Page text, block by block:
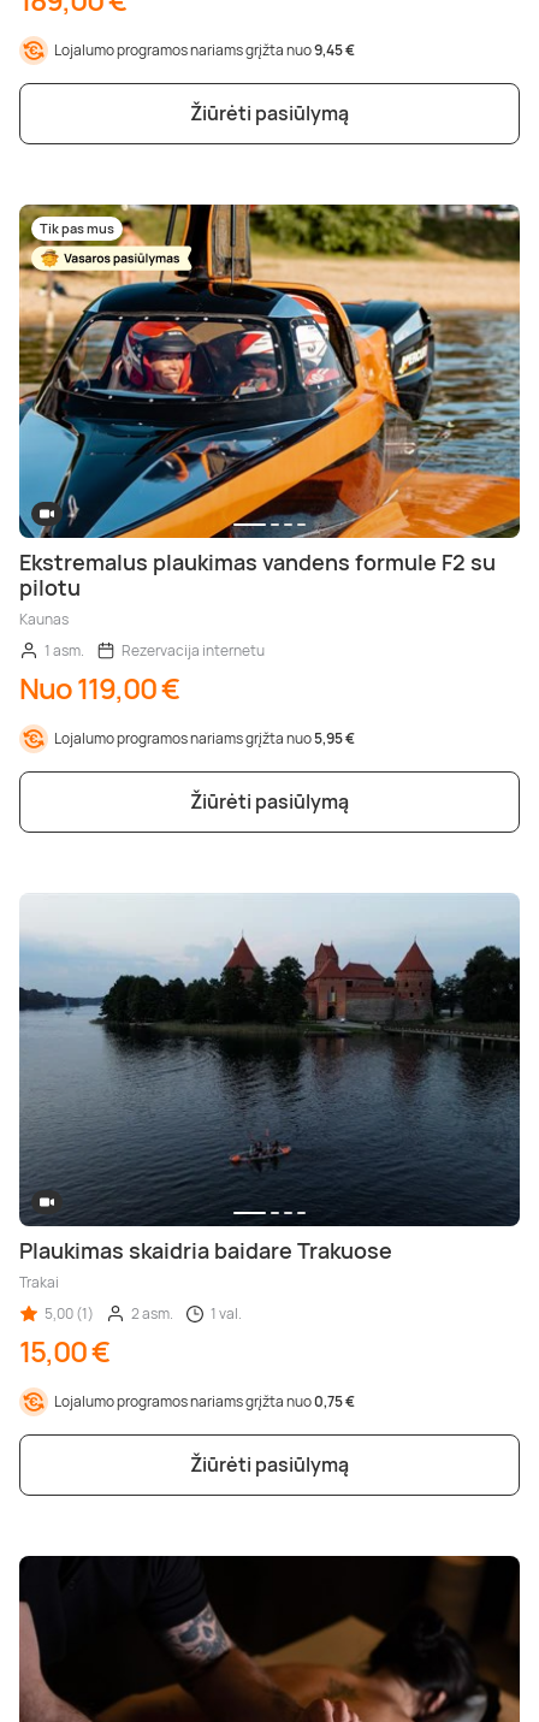
Lojalumo programos nariams grįžta nuo9,45 €
Žiūrėti pasiūlymą
Tik pas mus
Ekstremalus plaukimas vandens formule F2 su
pilotu
Kaunas
1 asm.
Rezervacija internetu
Nuo 119,00 €
Lojalumo programos nariams grįžta nuo5,95 €
Žiūrėti pasiūlymą
Plaukimas skaidria baidare Trakuose
Trakai
5,00 (1)
2 asm. 1 val.
15,00 €
Lojalumo programos nariams grįžta nuo0,75 €
Žiūrėti pasiūlymą